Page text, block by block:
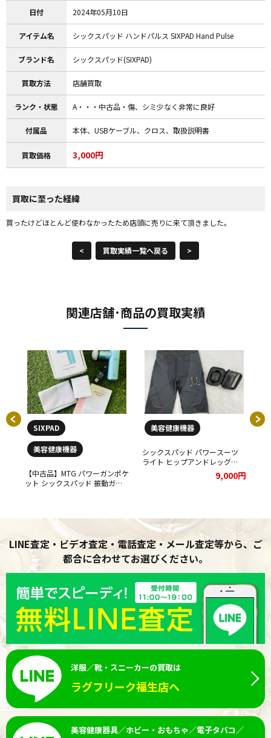
日付 2024年05月10日
アイテム名 シックスパッド ハンドパルス SIXPAD Hand Pulse
ブランド名 シックスパッド(SIXPAD)
買取方法 店舗買取
ランク・状態 A・・・中古品・傷、シミ少なく非常に良好
付属品 本体、USBケーブル、クロス、取扱説明書
買取価格 3,000円
買取に至った経緯
買ったけどほとんど使わなかったため店頭に売りに来て頂きました。
< 買取実績一覧へ戻る >
関連店舗･商品の買取実績
SIXPAD
美容健康機器
【中古品】MTG パワーガンポケ
ット シックスパッド 振動ガン
美容健康機器
シックスパッド パワースーツ
ライト ヒップアンドレッグ
SIXPAD Powersuit Lite Hip&Leg
お買取りさせていただきまし
9,000円
LINE査定・ビデオ査定・電話査定・メール査定等から、ご
都合に合わせてお選びください。
洋服／靴・スニーカーの買取は
ラグフリーク福生店へ
美容健康器具／ホビー・おもちゃ／電子タバコ／